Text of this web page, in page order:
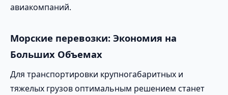
авиакомпаний.
Морские перевозки: Экономия на
Больших Объемах
Для транспортировки крупногабаритных и
тяжелых грузов оптимальным решением станет